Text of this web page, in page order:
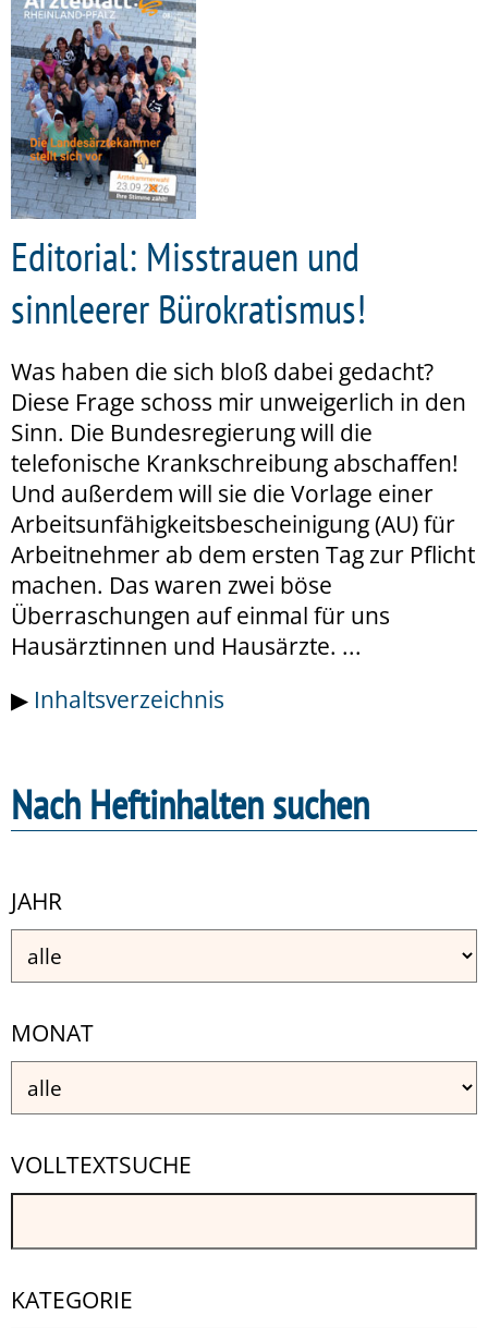
Editorial: Misstrauen und
sinnleerer Bürokratismus!
Was haben die sich bloß dabei gedacht?
Diese Frage schoss mir unweigerlich in den
Sinn. Die Bundesregierung will die
telefonische Krankschreibung abschaffen!
Und außerdem will sie die Vorlage einer
Arbeitsunfähigkeitsbescheinigung (AU) für
Arbeitnehmer ab dem ersten Tag zur Pflicht
machen. Das waren zwei böse
Überraschungen auf einmal für uns
Hausärztinnen und Hausärzte. ...
▶ Inhaltsverzeichnis
Nach Heftinhalten suchen
JAHR
MONAT
VOLLTEXTSUCHE
KATEGORIE